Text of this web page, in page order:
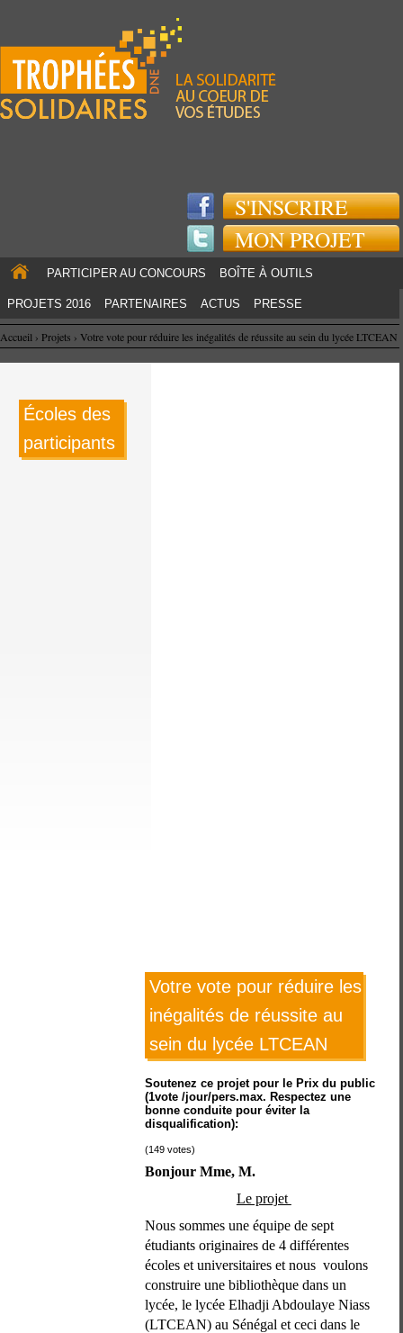
S'INSCRIRE
MON PROJET
PARTICIPER AU CONCOURS BOÎTE À OUTILS
PROJETS 2016 PARTENAIRES ACTUS PRESSE
Accueil › Projets › Votre vote pour réduire les inégalités de réussite au sein du lycée LTCEAN
Écoles des
participants
Votre vote pour réduire les
inégalités de réussite au
sein du lycée LTCEAN
Soutenez ce projet pour le Prix du public
(1vote /jour/pers.max. Respectez une
bonne conduite pour éviter la
disqualification):
(149 votes)
Bonjour Mme, M.
Le projet
Nous sommes une équipe de sept
étudiants originaires de 4 différentes
écoles et universitaires et nous  voulons
construire une bibliothèque dans un
lycée, le lycée Elhadji Abdoulaye Niass
(LTCEAN) au Sénégal et ceci dans le